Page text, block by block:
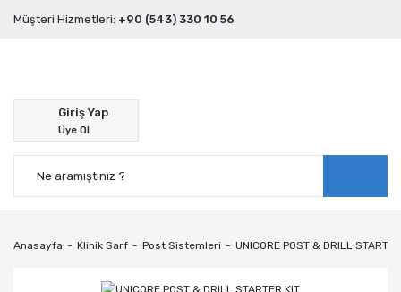
Müşteri Hizmetleri: +90 (543) 330 10 56
Giriş Yap
Üye Ol
Anasayfa Klinik Sarf Post Sistemleri UNICORE POST & DRILL